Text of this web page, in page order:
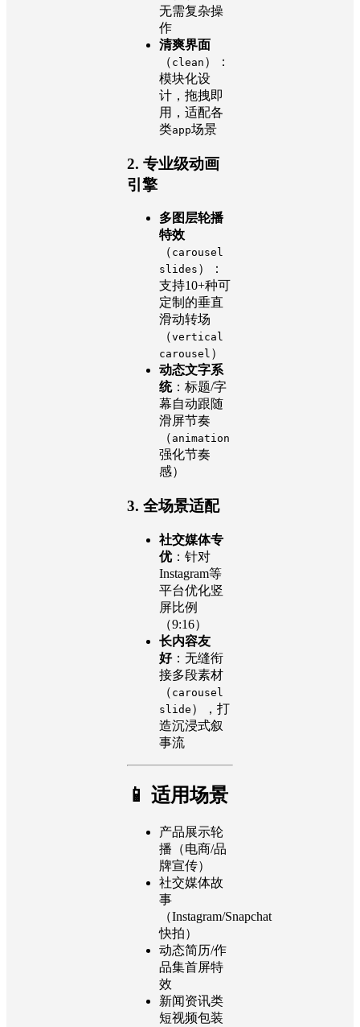
无需复杂操
作
清爽界面
（ clean ）：
模块化设
计，拖拽即
用，适配各
类app场景
2. 专业级动画
引擎
多图层轮播
特效
（ carousel
slides ）：
支持10+种可
定制的垂直
滑动转场
（vertical
carousel ）
动态文字系
统：标题/字
幕自动跟随
滑屏节奏
（ animation
强化节奏
感）
3. 全场景适配
社交媒体专
优：针对
Instagram等
平台优化竖
屏比例
（9:16）
长内容友
好：无缝衔
接多段素材
（ carousel
slide ），打
造沉浸式叙
事流
📱 适用场景
产品展示轮
播（电商/品
牌宣传）
社交媒体故
事
（Instagram/Snapchat
快拍）
动态简历/作
品集首屏特
效
新闻资讯类
短视频包装